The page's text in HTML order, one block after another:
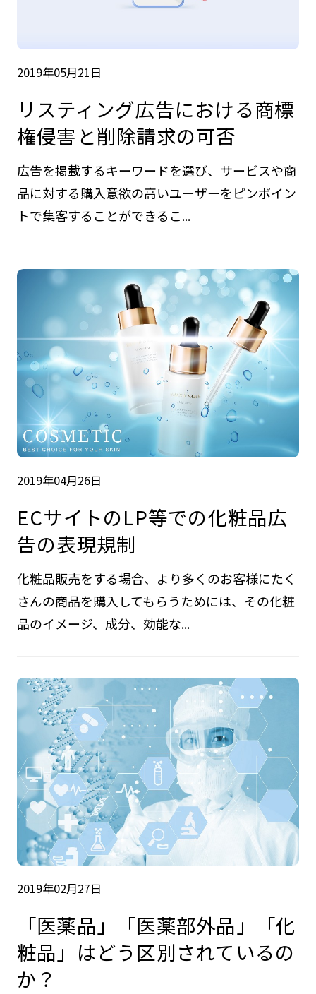
2019年05月21日
リスティング広告における商標
権侵害と削除請求の可否
広告を掲載するキーワードを選び、サービスや商
品に対する購入意欲の高いユーザーをピンポイン
トで集客することができるこ...
2019年04月26日
ECサイトのLP等での化粧品広
告の表現規制
化粧品販売をする場合、より多くのお客様にたく
さんの商品を購入してもらうためには、その化粧
品のイメージ、成分、効能な...
2019年02月27日
「医薬品」「医薬部外品」「化
粧品」はどう区別されているの
か？